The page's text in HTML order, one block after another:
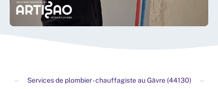
Services de plombier - chauffagiste au Gâvre (44130)